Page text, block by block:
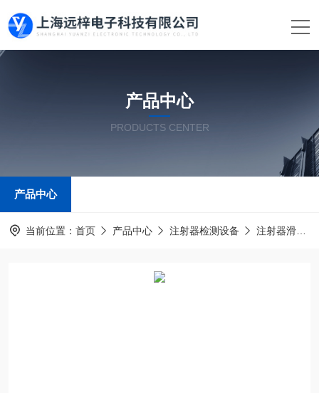
产品中心
PRODUCTS CENTER
产品中心
当前位置： 首页 产品中心 注射器检测设备 注射器滑动性能测试仪